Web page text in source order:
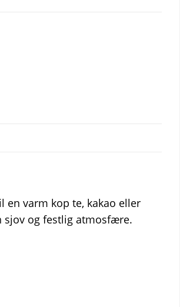
en varm kop te, kakao eller
sjov og festlig atmosfære.